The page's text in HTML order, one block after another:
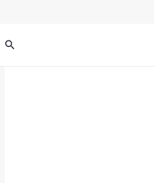
Arama